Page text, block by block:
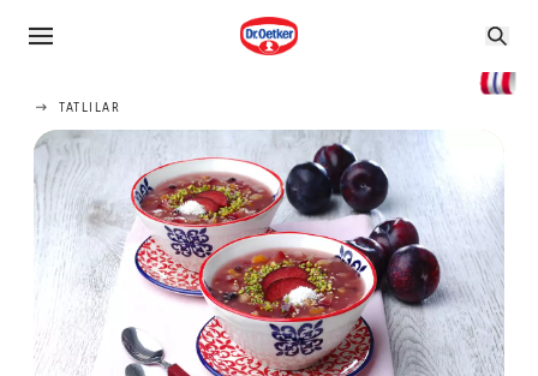
TATLILAR